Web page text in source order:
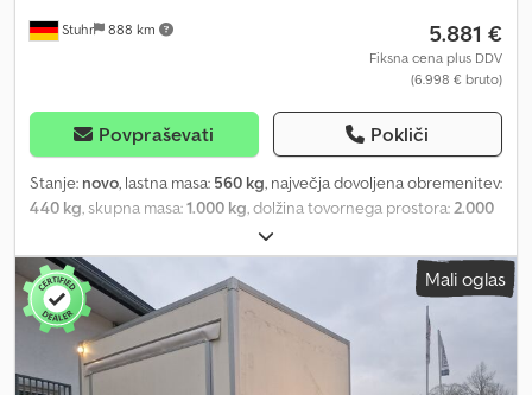
Stuhr 888 km 5.881 €
Fiksna cena plus DDV
(6.998 € bruto)
Povpraševati Pokliči
Stanje: novo, lastna masa: 560 kg, največja dovoljena obremenitev:
440 kg , skupna masa:1.000 kg , dolžina tovornega prostora: 2.000
2.000 mm
prostora:2.300 mm, velikost pnevmatike:155r13c, High-quality
sales trailer for snacks or merchandise. Our snack trailers are
manufactured using insulated sandwich construction. A very
sturdy, welded frame that is hot-dip galvanized in a bath ensures
core stability. The hatches and doors feature a welded frame to
guarantee the long-lasting stability of the sales box. A robust door
Mali oglas